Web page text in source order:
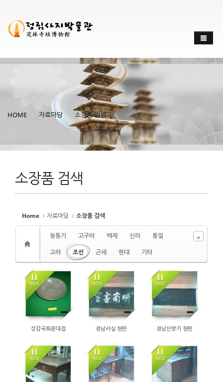
HOME 자료마당 소장품 검색
소장품 검색
Home 자료마당 소장품 검색
청동기 고구려 백제 신라
통일
고려
조선 근세 현대 기타
11
NOV
상감국화문대접
11
NOV
경남서실 현판
11
NOV
경남산방기 현판
11
NOV
11
NOV
11
NOV
스케치북5
스케치북5